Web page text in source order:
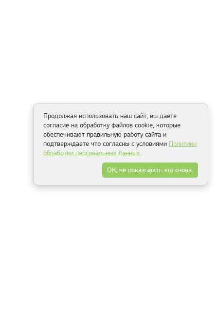
Продолжая использовать наш сайт, вы даете
согласие на обработку файлов cookie, которые
обеспечивают правильную работу сайта и
подтверждаете что согласны с условиями Политики
обработки персональных данных .
ОК, не показывать это снова.